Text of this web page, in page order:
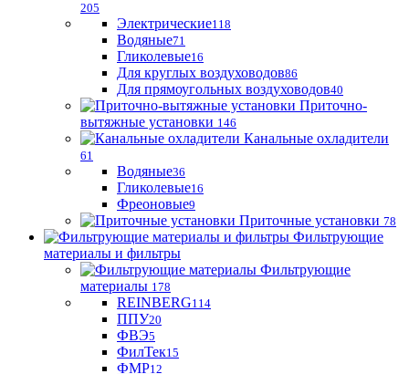
205
Электрические118
Водяные71
Гликолевые16
Для круглых воздуховодов86
Для прямоугольных воздуховодов40
Приточно-
вытяжные установки 146
Канальные охладители
61
Водяные36
Гликолевые16
Фреоновые9
Приточные установки 78
Фильтрующие
материалы и фильтры
Фильтрующие
материaлы 178
REINBERG114
ППУ20
ФВЭ5
ФилТек15
ФМР12